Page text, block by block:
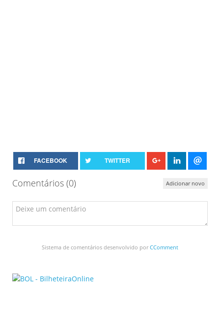
FACEBOOK TWITTER
Comentários (0) Adicionar novo
Sistema de comentários desenvolvido por CComment